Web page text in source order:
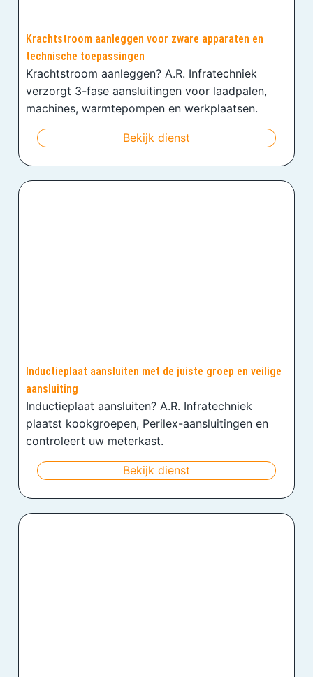
Krachtstroom aanleggen voor zware apparaten en
technische toepassingen
Krachtstroom aanleggen? A.R. Infratechniek
verzorgt 3-fase aansluitingen voor laadpalen,
machines, warmtepompen en werkplaatsen.
Bekijk dienst
Inductieplaat aansluiten met de juiste groep en veilige
aansluiting
Inductieplaat aansluiten? A.R. Infratechniek
plaatst kookgroepen, Perilex-aansluitingen en
controleert uw meterkast.
Bekijk dienst